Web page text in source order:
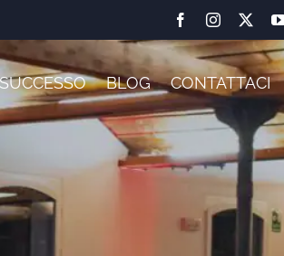
BLOG CONTATTACI